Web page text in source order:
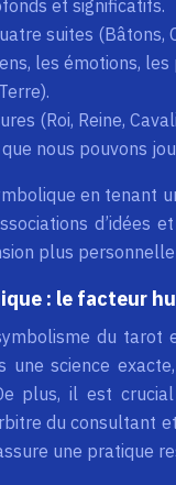
et significatifs.
suites (Bâtons,
les émotions,
(Roi, Reine,
nous pouvons
en tenant
d’idées
plus
: le facteur
du tarot
science
plus, il est
du consultant
une pratique